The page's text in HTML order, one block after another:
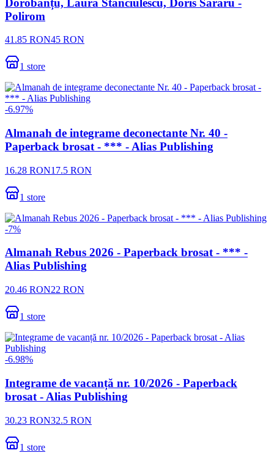
Polirom
41.85 RON45 RON
1 store
-6.97%
Almanah de integrame deconectante Nr. 40 -
Paperback brosat - *** - Alias Publishing
16.28 RON17.5 RON
1 store
-7%
Almanah Rebus 2026 - Paperback brosat - *** -
Alias Publishing
20.46 RON22 RON
1 store
-6.98%
Integrame de vacanță nr. 10/2026 - Paperback
brosat - Alias Publishing
30.23 RON32.5 RON
1 store